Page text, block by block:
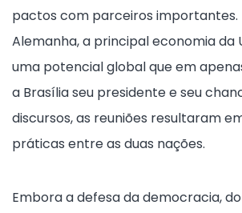
pactos com parceiros importantes.
Alemanha, a principal economia da
uma potencial global que em
a Brasília seu presidente e seu
discursos, as reuniões resultaram
práticas entre as duas nações.
Embora a defesa da democracia,